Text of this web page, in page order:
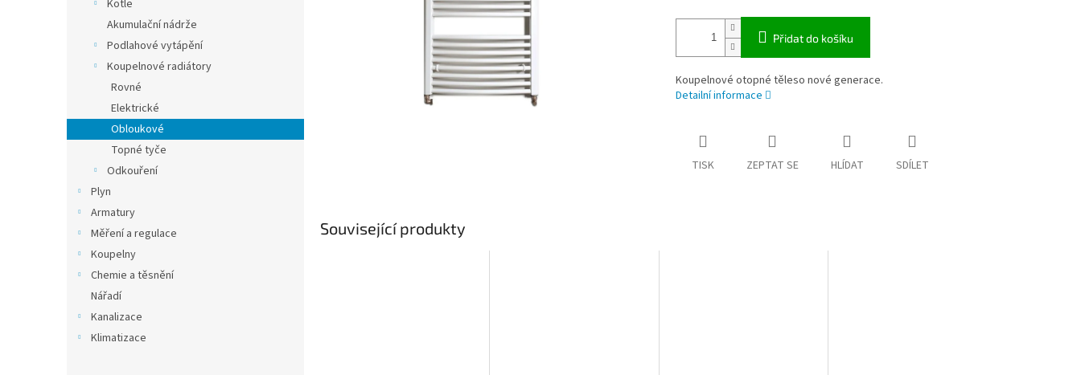
Kotle
Akumulační nádrže
Podlahové vytápění
Koupelnové radiátory
Rovné
Elektrické
Obloukové
Topné tyče
Odkouření
Plyn
Armatury
Měření a regulace
Koupelny
Chemie a těsnění
Nářadí
Kanalizace
Klimatizace
Přidat do košíku
Koupelnové otopné těleso nové generace.
Detailní informace
TISK ZEPTAT SE HLÍDAT SDÍLET
Související produkty